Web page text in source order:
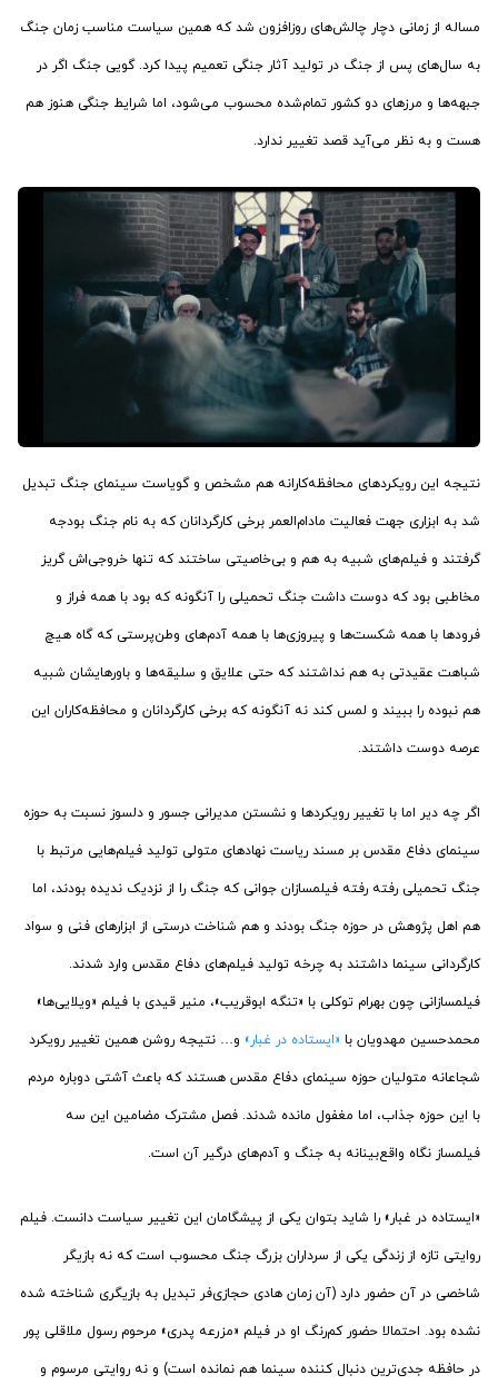
مساله از زمانی دچار چالش‌های روزافزون شد که همین سیاست مناسب زمان جنگ
به سال‌های پس از جنگ در تولید آثار جنگی تعمیم پیدا کرد. گویی جنگ اگر در
جبهه‌ها و مرزهای دو کشور تمام‌شده محسوب می‌شود، اما شرایط جنگی هنوز هم
هست و به نظر می‌آید قصد تغییر ندارد.
نتیجه این رویکردهای محافظه‌کارانه هم مشخص و گویاست سینمای جنگ تبدیل
شد به ابزاری جهت فعالیت مادام‌العمر برخی کارگردانان که به نام جنگ بودجه
گرفتند و فیلم‌های شبیه به هم و بی‌خاصیتی ساختند که تنها خروجی‌اش گریز
مخاطبی بود که دوست داشت جنگ تحمیلی را آنگونه که بود با همه فراز و
فرودها با همه شکست‌ها و پیروزی‌ها با همه آدم‌های وطن‌پرستی که گاه هیچ
شباهت عقیدتی به هم نداشتند که حتی علایق و سلیقه‌ها و باورهایشان شبیه
هم نبوده را ببیند و لمس کند نه آنگونه که برخی کارگردانان و محافظه‌کاران این
عرصه دوست داشتند.
اگر چه دیر اما با تغییر رویکردها و نشستن مدیرانی جسور و دلسوز نسبت به حوزه
سینمای دفاع مقدس بر مسند ریاست نهادهای متولی تولید فیلم‌هایی مرتبط با
جنگ تحمیلی رفته رفته فیلمسازان جوانی که جنگ را از نزدیک ندیده بودند، اما
هم اهل پژوهش در حوزه جنگ بودند و هم شناخت درستی از ابزارهای فنی و سواد
کارگردانی سینما داشتند به چرخه تولید فیلم‌های دفاع مقدس وارد شدند.
فیلمسازانی چون بهرام توکلی با «تنگه ابوقریب»، منیر قیدی با فیلم «ویلایی‌ها»
محمدحسین مهدویان با «ایستاده در غبار» و… نتیجه روشن همین تغییر رویکرد
شجاعانه متولیان حوزه سینمای دفاع مقدس هستند که باعث آشتی دوباره مردم
با این حوزه جذاب، اما مغفول مانده شدند. فصل مشترک مضامین این سه
فیلمساز نگاه واقع‌بینانه به جنگ و آدم‌های درگیر آن است.
«ایستاده در غبار» را شاید بتوان یکی از پیشگامان این تغییر سیاست دانست. فیلم
روایتی تازه از زندگی یکی از سرداران بزرگ جنگ محسوب است که نه بازیگر
شاخصی در آن حضور دارد (آن زمان هادی حجازی‌فر تبدیل به بازیگری شناخته شده
نشده بود. احتمالا حضور کم‌رنگ او در فیلم «مزرعه پدری» مرحوم رسول ملاقلی پور
در حافظه جدی‌ترین دنبال کننده سینما هم نمانده است) و نه روایتی مرسوم و